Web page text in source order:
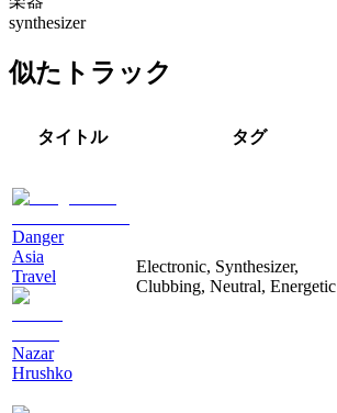
synthesizer
似たトラック
タイトル タグ
Danger
Asia
Travel
Nazar
Hrushko
Electronic, Synthesizer,
Clubbing, Neutral, Energetic